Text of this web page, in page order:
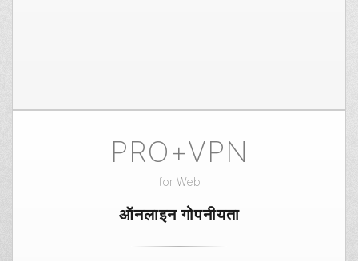
PRO+VPN
for Web
ऑनलाइन गोपनीयता